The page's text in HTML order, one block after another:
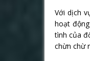
Với dịch
hoạt
tình của
chừn chừ